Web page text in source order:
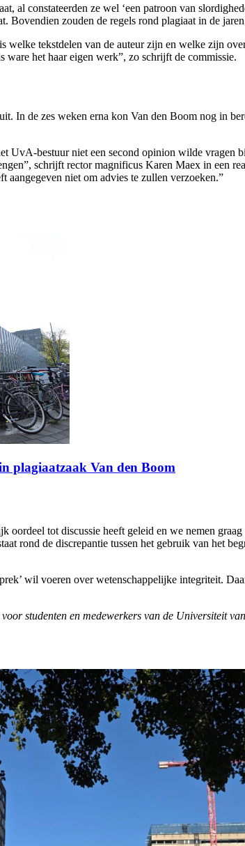
al constateerden ze wel ‘een patroon van
Bovendien zouden de regels rond plagiaat in de
welke tekstdelen van de auteur zijn en welke zijn
het haar eigen werk”, zo schrijft de commissie.
In de zes weken erna kon Van den Boom nog in
UvA-bestuur niet een second opinion wilde vragen
schrijft rector magnificus Karen Maex in een
aangegeven niet om advies te zullen verzoeken.”
plagiaatzaak Van den Boom
oordeel tot discussie heeft geleid en we nemen
rond de discrepantie tussen het gebruik van het
wil voeren over wetenschappelijke integriteit.
studenten en medewerkers van de Universiteit